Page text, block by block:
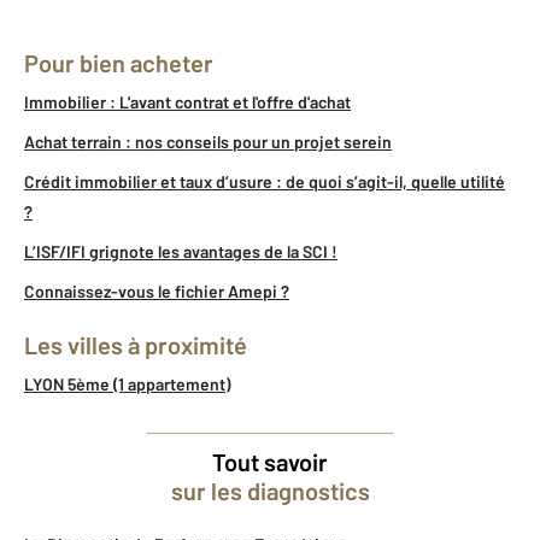
Pour bien acheter
Immobilier : L'avant contrat et l'offre d'achat
Achat terrain : nos conseils pour un projet serein
Crédit immobilier et taux d’usure : de quoi s’agit-il, quelle utilité
?
L’ISF/IFI grignote les avantages de la SCI !
Connaissez-vous le fichier Amepi ?
Les villes à proximité
LYON 5ème (1 appartement)
Tout savoir
sur les diagnostics